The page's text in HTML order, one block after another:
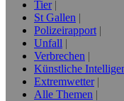
Tier
St Gallen
Polizeirapport
Unfall
Verbrechen
Künstliche
Extremwetter
Alle Themen